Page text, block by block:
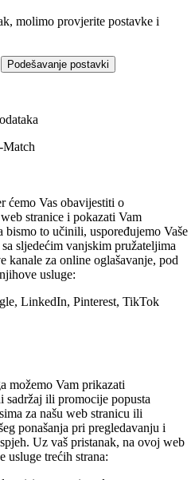
molimo provjerite postavke i
Podešavanje postavki
Match
ćemo Vas obavijestiti o
stranice i pokazati Vam
bismo to učinili, uspoređujemo Vaše
sljedećim vanjskim pružateljima
kanale za online oglašavanje, pod
usluge:
LinkedIn, Pinterest, TikTok
možemo Vam prikazati
sadržaj ili promocije popusta
za našu web stranicu ili
ponašanja pri pregledavanju i
Uz vaš pristanak, na ovoj web
usluge trećih strana: